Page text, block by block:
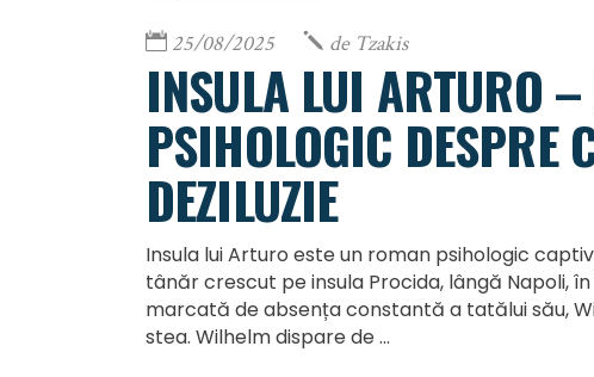
25/08/2025 de Tzakis
INSULA LUI ARTURO
PSIHOLOGIC DESPRE
DEZILUZIE
Insula lui Arturo este un roman psihologic
tânăr crescut pe insula Procida, lângă Napoli,
marcată de absența constantă a tatălui său,
stea. Wilhelm dispare de